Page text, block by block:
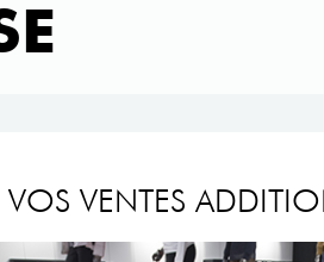
VOS VENTES